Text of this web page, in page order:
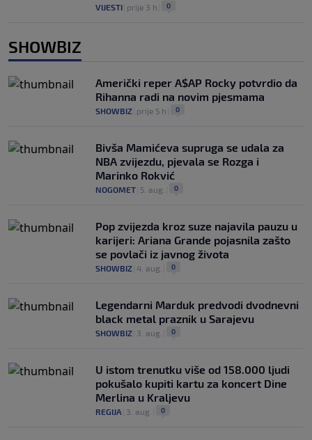
VIJESTI prije 3 h 0
SHOWBIZ
Američki reper A$AP Rocky potvrdio da
Rihanna radi na novim pjesmama
SHOWBIZ prije 5 h 0
Bivša Mamićeva supruga se udala za
NBA zvijezdu, pjevala se Rozga i
Marinko Rokvić
NOGOMET 5. aug. 0
Pop zvijezda kroz suze najavila pauzu u
karijeri: Ariana Grande pojasnila zašto
se povlači iz javnog života
SHOWBIZ 4. aug. 0
Legendarni Marduk predvodi dvodnevni
black metal praznik u Sarajevu
SHOWBIZ 3. aug. 0
U istom trenutku više od 158.000 ljudi
pokušalo kupiti kartu za koncert Dine
Merlina u Kraljevu
REGIJA 3. aug. 0